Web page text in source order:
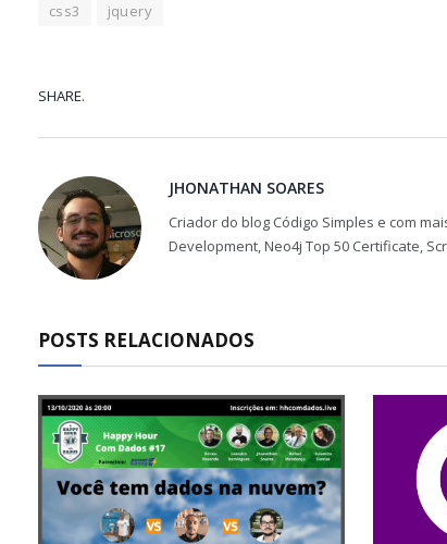
css3 jquery
SHARE.
JHONATHAN SOARES
Criador do blog Código Simples e com
Development, Neo4j Top 50 Certificate,
POSTS RELACIONADOS